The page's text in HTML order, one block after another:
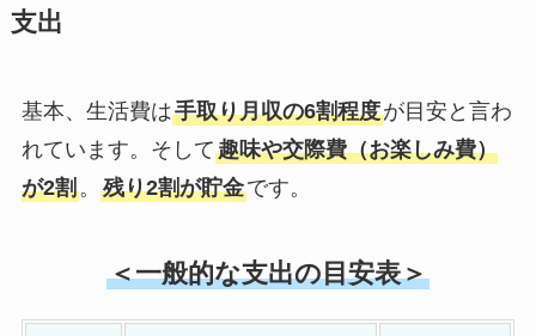
支出
基本、生活費は手取り月収の6割程度が目安と言わ
れています。そして趣味や交際費（お楽しみ費）
が2割。 残り2割が貯金です。
＜一般的な支出の目安表＞